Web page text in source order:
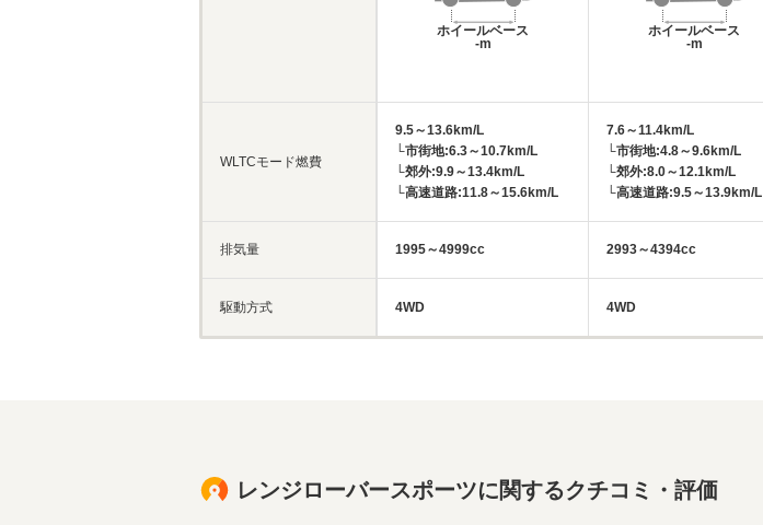
WLTCモード燃費
排気量
駆動方式
ホイールベース
-m
9.5～13.6km/L
└市街地:6.3～10.7km/L
└郊外:9.9～13.4km/L
└高速道路:11.8～15.6km/L
1995～4999cc
4WD
ホイールベース
-m
7.6～11.4km/L
└市街地:4.8～9.6km/L
└郊外:8.0～12.1km/L
└高速道路:9.5～13.9km/L
2993～4394cc
4WD
レンジローバースポーツに関するクチコミ・評価